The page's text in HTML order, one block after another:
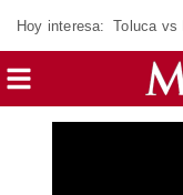
Hoy interesa: Toluca vs